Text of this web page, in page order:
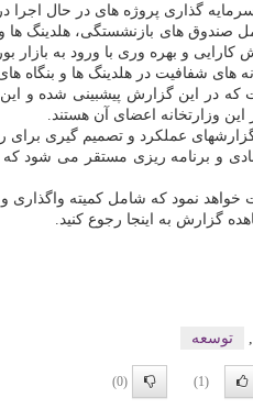
سرمایه گذاری پروژه های در حال
های بازنشستگی، هلدینگ ها
و بهره وری با ورود به بازار
شفافیت در هلدینگ ها و بنگاه
در این گزارش پیشبینی شده و
وزارتخانه اعضای آن هستند.
عملکرد و تصمیم گیری برای
و برنامه ریزی مستقر می شود
خواهد نمود که شامل کمیته
گزارش به اینجا رجوع کنید.
توسعه
(1)
(0)